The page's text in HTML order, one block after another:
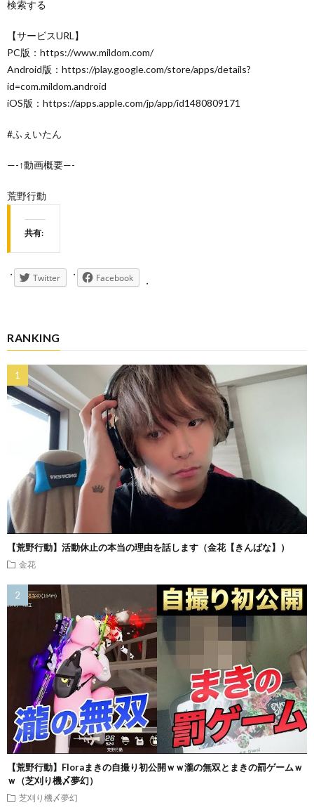
検索する
【サービスURL】
PC版：https://www.mildom.com/
Android版：https://play.google.com/store/apps/details?
id=com.mildom.android
iOS版：https://apps.apple.com/jp/app/id1480809171
#ふぇいたん
—-↑動画概要—-
荒野行動
共有:
Twitter Facebook
RANKING
【荒野行動】活動休止の本当の理由を話します（金花【きんばな】）
金花
【荒野行動】Floraまきの自撮り初公開ｗｗ瀧の無双とまきの罰ゲームｗ
ｗ（芝刈り機〆夢幻）
芝刈り機〆夢幻